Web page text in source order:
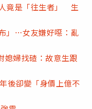
竟是「往生者」 生
」…女友嫌好噁：亂
婦找碴：故意生跟
後卻變「身價上億不